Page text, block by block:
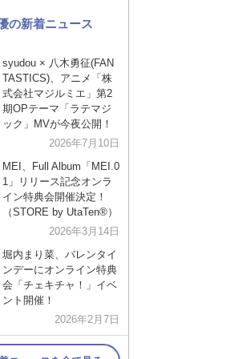
演歌・歌謡
洋楽
ディズニー
の新着ニュース
syudou × 八木勇征(FAN
TASTICS)、アニメ「株
式会社マジルミエ」第2
期OPテーマ「ラテマジ
ック」MVが今夜公開！
2026年7月10日
MEI、Full Album「MEI.0
1」リリース記念オンラ
イン特典会開催決定！
（STORE by UtaTen®︎）
2026年3月14日
堀内まり菜、バレンタイ
ンデーにオンライン特典
会「チェキチャ！」イベ
ント開催！
2026年2月7日